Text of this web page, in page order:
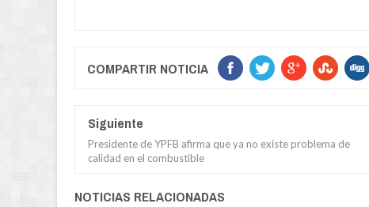
COMPARTIR NOTICIA
Siguiente
Presidente de YPFB afirma que ya no existe problema de
calidad en el combustible
NOTICIAS RELACIONADAS